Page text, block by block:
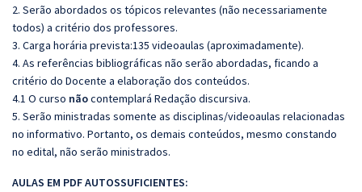
2. Serão abordados os tópicos relevantes (não necessariamente
todos) a critério dos professores.
3. Carga horária prevista:135 videoaulas (aproximadamente).
4. As referências bibliográficas não serão abordadas, ficando a
critério do Docente a elaboração dos conteúdos.
4.1 O curso nãocontemplará Redação discursiva.
5. Serão ministradas somente as disciplinas/videoaulas relacionadas
no informativo. Portanto, os demais conteúdos, mesmo constando
no edital, não serão ministrados.
AULAS EM PDF AUTOSSUFICIENTES: